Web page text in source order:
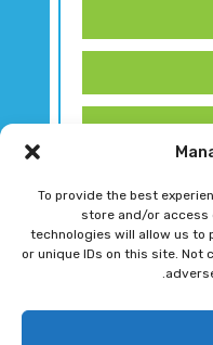
To provide the best
store and/or access
technologies will allow us to
or unique IDs on this site.